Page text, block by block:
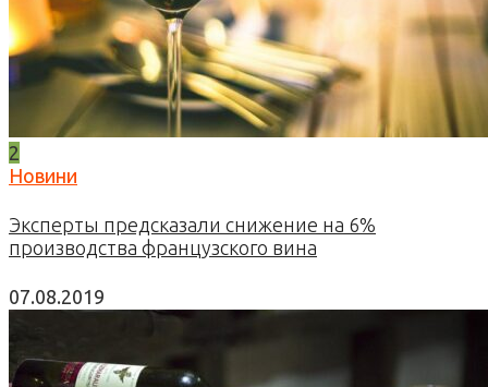
2
Новини
Эксперты предсказали снижение на 6%
производства французского вина
07.08.2019